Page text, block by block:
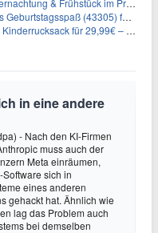
(43305) für 29,10€
für 29,99€ – Amber-maple
in eine andere
- Nach den KI-Firmen
muss auch der
Meta einräumen,
sich in
eines anderen
gehackt hat. Ähnlich wie
lag das Problem auch
bei demselben